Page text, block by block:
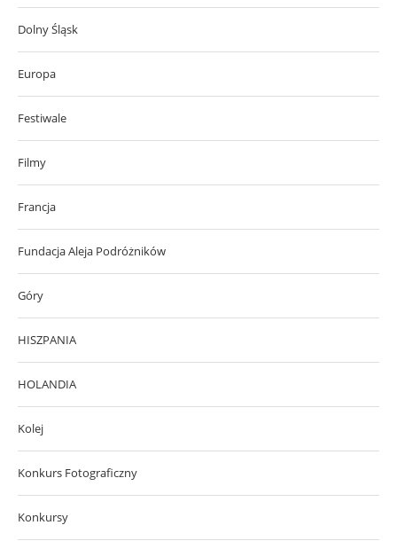
Dolny Śląsk
Europa
Festiwale
Filmy
Francja
Fundacja Aleja Podróżników
Góry
HISZPANIA
HOLANDIA
Kolej
Konkurs Fotograficzny
Konkursy